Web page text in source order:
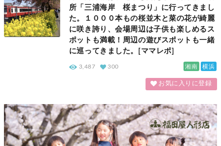
所「三浦海岸 桜まつり」に行ってきまし
た。１０００本もの桜並木と菜の花が綺麗
に咲き誇り、会場周辺は子供も楽しめるス
ポットも満載！周辺の遊びスポットも一緒
に巡ってきました。[ママレポ]
湘南 横浜
3,487 300
お気に入りに登録